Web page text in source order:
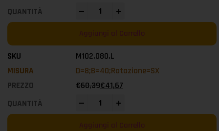
Aggiungi al Carrello
M102.080.L
D=8;B=40;Rotazione=SX
€60,39€41,67
Aggiungi al Carrello